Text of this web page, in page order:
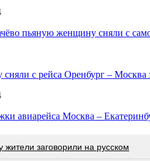
пьяную женщину сняли с
с рейса Оренбург – Москва
авиарейса Москва –
жители заговорили на русском